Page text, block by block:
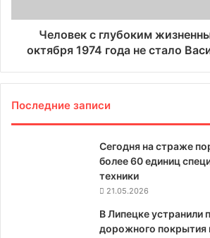
Человек с глубоким
октября 1974 года не стало
Последние записи
Сегодня на страже
более 60 единиц
техники
21.05.2026
В Липецке устранили
дорожного покрытия